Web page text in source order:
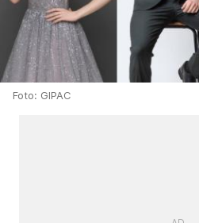
Foto: GIPAC